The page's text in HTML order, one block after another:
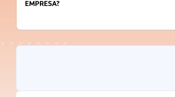
EMPRESA?